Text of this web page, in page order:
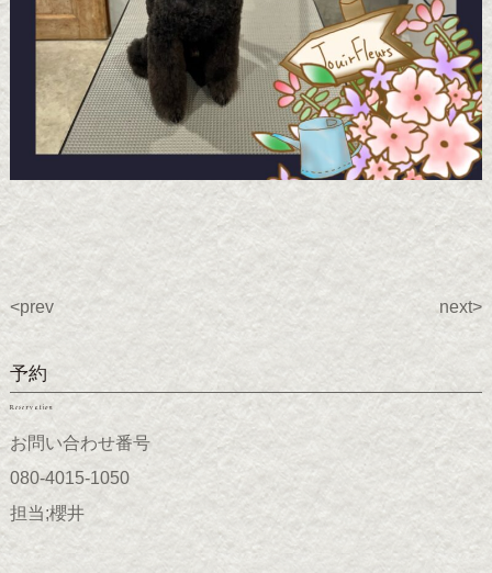
<prev next>
予約
Reservation
お問い合わせ番号
080-4015-1050
担当;櫻井